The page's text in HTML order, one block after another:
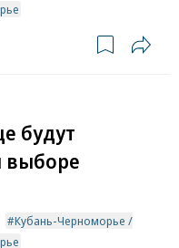
будут
выборе
Кубань-Черноморье /